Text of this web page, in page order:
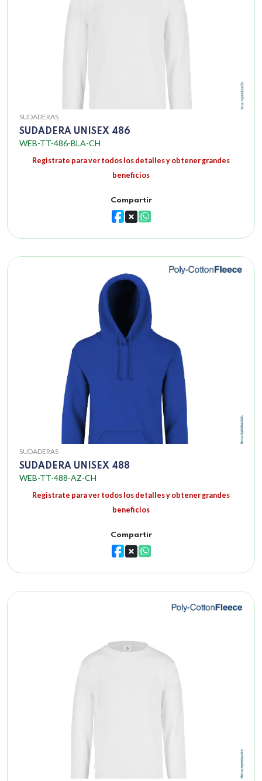
SUDADERAS
SUDADERA UNISEX 486
WEB-TT-486-BLA-CH
Registrate para ver todos los detalles y obtener grandes
beneficios
Compartir
SUDADERAS
SUDADERA UNISEX 488
WEB-TT-488-AZ-CH
Registrate para ver todos los detalles y obtener grandes
beneficios
Compartir